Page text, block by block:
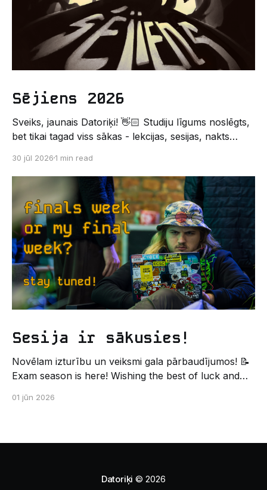
Sējiens 2026
Sveiks, jaunais Datoriķi! 👋🏻 Studiju līgums noslēgts,
bet tikai tagad viss sākas - lekcijas, sesijas, nakts
Un kas gan būtu labāks veids, kā iepazīt savu jauno
dzīvi LU EZTF datoriķu vidē, par došanos uz
leģendāro “Sējienu”? 🐱 Šī pirmsaristoteļa nometne
palīdzēs tev iegūt pirmos draugus, ieskatu studenta
30 jūl 20261 min read
Sesija ir sākusies!
Novēlam izturību un veiksmi gala pārbaudījumos! 📝
Exam season is here! Wishing the best of luck and
pašpārvaldes komunikācijas virziens
01 jūn 2026
Datoriķi © 2026